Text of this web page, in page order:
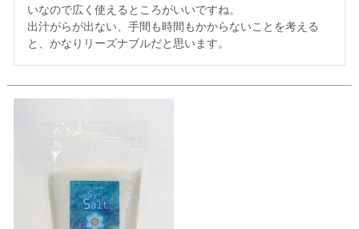
いなので広く使えるところがいいですね。
出汁がらが出ない、手間も時間もかからないことを考える
と、かなりリーズナブルだと思います。